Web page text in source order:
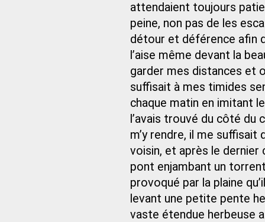
attendaient toujours
peine, non pas de les
détour et déférence afin
l’aise même devant la
garder mes distances et
suffisait à mes timides
chaque matin en imitant
l’avais trouvé du côté du
m’y rendre, il me
voisin, et après le dernier
pont enjambant un
provoqué par la plaine
levant une petite pente
vaste étendue herbeuse